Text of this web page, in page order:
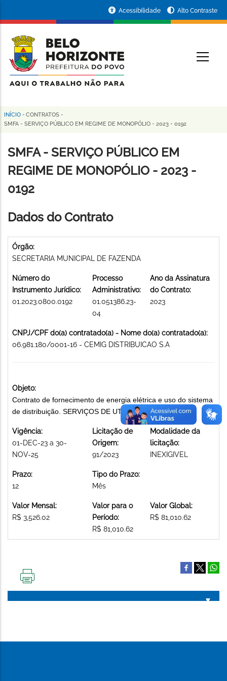
conteúdo
principal
da
Prefeitura
de
Horizonte
Acessibilidade Alto Contraste
Trilha
navegação
INÍCIO - CONTRATOS -
SMFA - SERVIÇO PÚBLICO EM REGIME DE MONOPÓLIO - 2023 - 0192
SMFA - SERVIÇO PÚBLICO EM
REGIME DE MONOPÓLIO - 2023 -
0192
Dados do Contrato
Órgão:
SECRETARIA MUNICIPAL DE FAZENDA
Número do
Instrumento Jurídico:
01.2023.0800.0192
Processo
Administrativo:
01.051386.23-
04
Ano da Assinatura
do Contrato:
2023
CNPJ/CPF do(a) contratado(a) - Nome do(a) contratado(a):
06.981.180/0001-16 - CEMIG DISTRIBUICAO S.A
Objeto:
Contrato de fornecimento de energia elétrica e uso do sistema
de distribuição. SERVIÇOS DE UTILIDADE PÚBLICA
Vigência:
01-DEC-23 a 30-
NOV-25
Licitação de
Origem:
91/2023
Modalidade da
licitação:
INEXIGIVEL
Prazo:
12
Tipo do Prazo:
Mês
Valor Mensal:
R$ 3,526.02
Valor para o
Período:
R$ 81,010.62
Valor Global:
R$ 81,010.62
PÁGINA